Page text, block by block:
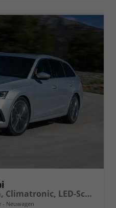
Selection 16" Alufelgen, Climatronic, LED-Scheinwerfer, Parksensoren hinten, Radio 10" + Wireless Smartlink, Tempomat, Multifunktions-Lederlenkrad, Dachreling uvm.
Neuwagen